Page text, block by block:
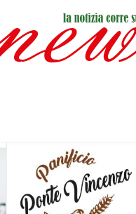
dei festeggiamenti
Giovanni Battista 2026!
e santa Sabina EVIDENZA